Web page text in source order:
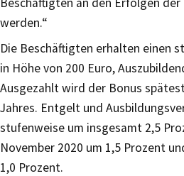
werden.“
Die Beschäftigten erhalten einen
in Höhe von 200 Euro,
Ausgezahlt wird der Bonus
Jahres. Entgelt und
stufenweise um insgesamt 2,5
November 2020 um 1,5 Prozent
1,0 Prozent.